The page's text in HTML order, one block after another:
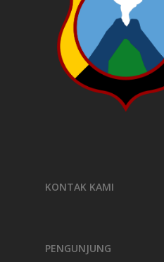
KONTAK KAMI
PENGUNJUNG